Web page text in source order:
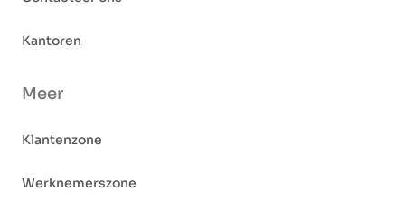
Kantoren
Meer
Klantenzone
Werknemerszone